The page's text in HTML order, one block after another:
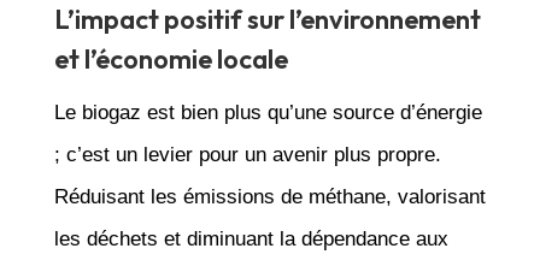
L’impact positif sur l’environnement
et l’économie locale
Le biogaz est bien plus qu’une source d’énergie
; c’est un levier pour un avenir plus propre.
Réduisant les émissions de méthane, valorisant
les déchets et diminuant la dépendance aux